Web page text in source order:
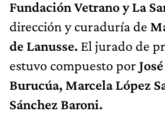
Fundación Vetrano y La
dirección y curaduría de
de Lanusse. El jurado de
estuvo compuesto por
Burucúa, Marcela López
Sánchez Baroni.